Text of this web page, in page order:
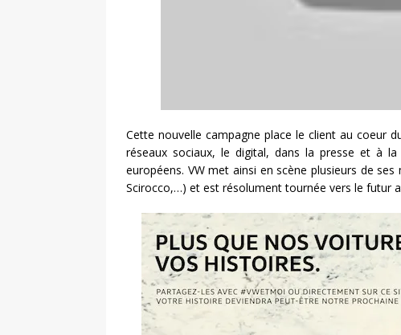
Cette nouvelle campagne place le client au coeur
réseaux sociaux, le digital, dans la presse et à
européens. VW met ainsi en scène plusieurs de
Scirocco,…) et est résolument tournée vers le futur